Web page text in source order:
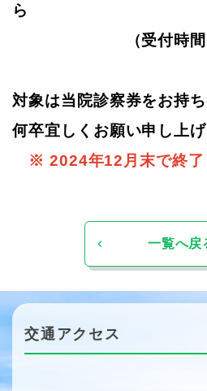
ら
（受付時間 13
対象は当院診察券をお持
何卒宜しくお願い申し上げ
※ 2024年12月末で終了
一覧へ戻
交通アクセス